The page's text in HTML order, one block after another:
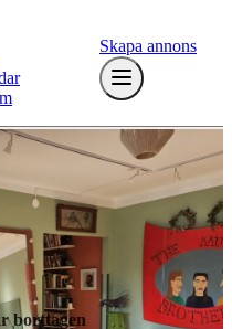
Skapa annons
borttagen